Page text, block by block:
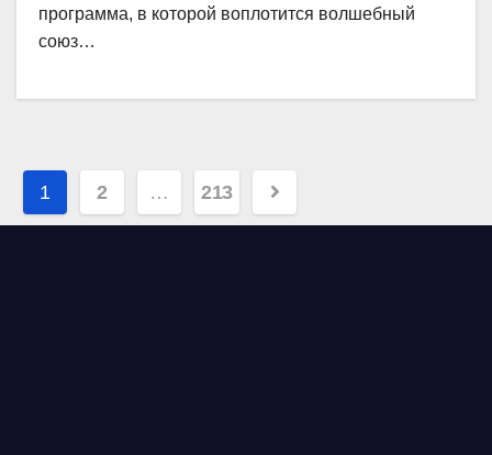
программа, в которой воплотится волшебный
союз…
Навигация
по
1 2 … 213